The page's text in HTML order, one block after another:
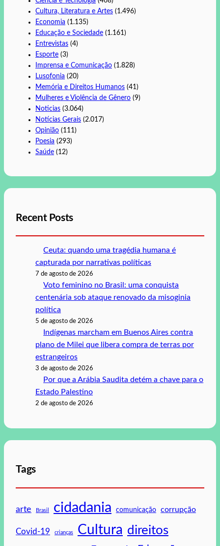
Cultura, Literatura e Artes (1.496)
Economia (1.135)
Educação e Sociedade (1.161)
Entrevistas (4)
Esporte (3)
Imprensa e Comunicação (1.828)
Lusofonia (20)
Memória e Direitos Humanos (41)
Mulheres e Violência de Gênero (9)
Noticias (3.064)
Notícias Gerais (2.017)
Opinião (111)
Poesia (293)
Saúde (12)
Recent Posts
Ceuta: quando uma tragédia humana é
capturada por narrativas políticas
7 de agosto de 2026
Voto feminino no Brasil: uma conquista
centenária sob ataque renovado da misoginia
política
5 de agosto de 2026
Indígenas marcham em Buenos Aires contra
plano de Milei que libera compra de terras por
estrangeiros
3 de agosto de 2026
Por que a Arábia Saudita detém a chave para o
Estado Palestino
2 de agosto de 2026
Tags
arte Brasil cidadania comunicação corrupção
Covid-19 crianças Cultura direitos